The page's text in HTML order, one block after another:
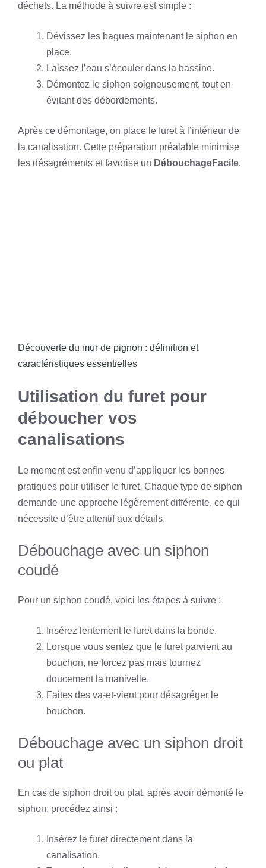
déchets. La méthode à suivre est simple :
Dévissez les bagues maintenant le siphon en
place.
Laissez l’eau s’écouler dans la bassine.
Démontez le siphon soigneusement, tout en
évitant des débordements.
Après ce démontage, on place le furet à l’intérieur de
la canalisation. Cette préparation préalable minimise
les désagréments et favorise un DébouchageFacile.
Découverte du mur de pignon : définition et
caractéristiques essentielles
Utilisation du furet pour
déboucher vos
canalisations
Le moment est enfin venu d’appliquer les bonnes
pratiques pour utiliser le furet. Chaque type de siphon
demande une approche légèrement différente, ce qui
nécessite d’être attentif aux détails.
Débouchage avec un siphon
coudé
Pour un siphon coudé, voici les étapes à suivre :
Insérez lentement le furet dans la bonde.
Lorsque vous sentez que le furet parvient au
bouchon, ne forcez pas mais tournez
doucement la manivelle.
Faites des va-et-vient pour désagréger le
bouchon.
Débouchage avec un siphon droit
ou plat
En cas de siphon droit ou plat, après avoir démonté le
siphon, procédez ainsi :
Insérez le furet directement dans la
canalisation.